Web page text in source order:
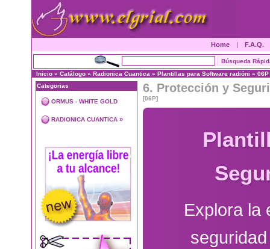
Home | F.A.Q.
Inicio » Catálogo » Radionica Cuantica » Plantillas para Software radióni » 06P
Categorias
ORMUS - WHITE GOLD
RADIONICA CUANTICA »
6. Protección y
[06P]
Explora la